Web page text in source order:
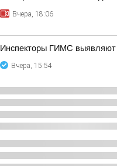
Вчера, 18:06
Инспекторы ГИМС выявляют
Вчера, 15:54